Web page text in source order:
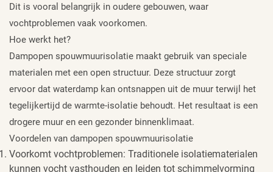
Dit is vooral belangrijk in oudere gebouwen, waar
vochtproblemen vaak voorkomen.
Hoe werkt het?
Dampopen spouwmuurisolatie maakt gebruik van speciale
materialen met een open structuur. Deze structuur zorgt
ervoor dat waterdamp kan ontsnappen uit de muur terwijl het
tegelijkertijd de warmte-isolatie behoudt. Het resultaat is een
drogere muur en een gezonder binnenklimaat.
Voordelen van dampopen spouwmuurisolatie
Voorkomt vochtproblemen: Traditionele isolatiematerialen
kunnen vocht vasthouden en leiden tot schimmelvorming